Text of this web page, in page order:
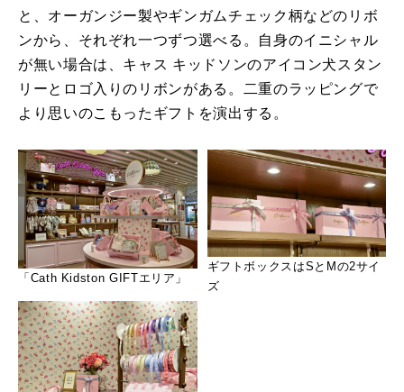
と、オーガンジー製やギンガムチェック柄などのリボ
ンから、それぞれ一つずつ選べる。自身のイニシャル
が無い場合は、キャス キッドソンのアイコン犬スタン
リーとロゴ入りのリボンがある。二重のラッピングで
より思いのこもったギフトを演出する。
「Cath Kidston GIFTエリア」
ギフトボックスはSとMの2サイ
ズ